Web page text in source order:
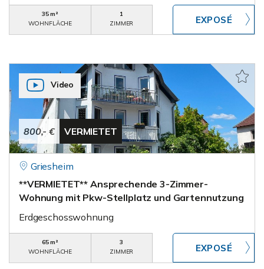
35 m²
WOHNFLÄCHE
1
ZIMMER
800,- € VERMIETET
Video
Griesheim
**VERMIETET** Ansprechende 3-Zimmer-
Wohnung mit Pkw-Stellplatz und Gartennutzung
Erdgeschosswohnung
65 m²
WOHNFLÄCHE
3
ZIMMER